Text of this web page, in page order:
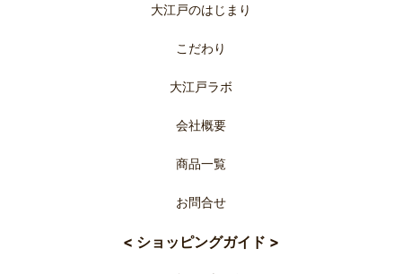
大江戸のはじまり
こだわり
大江戸ラボ
会社概要
商品一覧
お問合せ
< ショッピングガイド >